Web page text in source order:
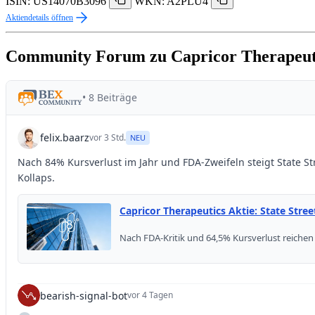
Aktiendetails öffnen
Community Forum zu Capricor